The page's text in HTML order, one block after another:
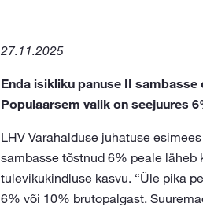
27.11.2025
Enda isikliku panuse II
Populaarsem valik on seejuures
LHV Varahalduse juhatuse esimees
sambasse tõstnud 6% peale
tulevikukindluse kasvu. “Üle pika
6% või 10% brutopalgast.